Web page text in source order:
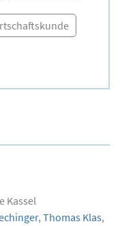
Kassel
, Thomas Klas,